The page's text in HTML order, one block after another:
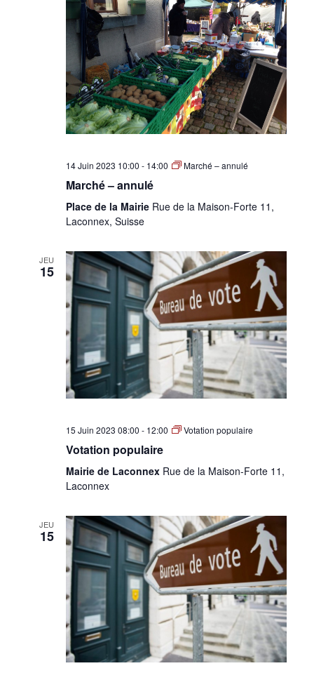
14 Juin 2023 10:00 - 14:00 Marché – annulé
Marché – annulé
Place de la Mairie Rue de la Maison-Forte 11,
Laconnex, Suisse
JEU
15
15 Juin 2023 08:00 - 12:00 Votation populaire
Votation populaire
Mairie de Laconnex Rue de la Maison-Forte 11,
Laconnex
JEU
15